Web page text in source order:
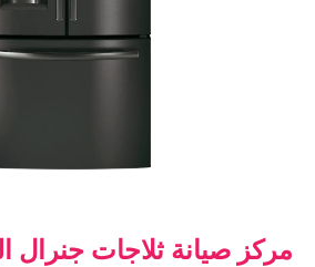
مركز صيانة ثلاجات جنرال